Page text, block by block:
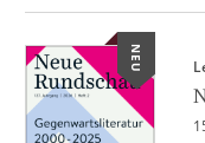
NEU